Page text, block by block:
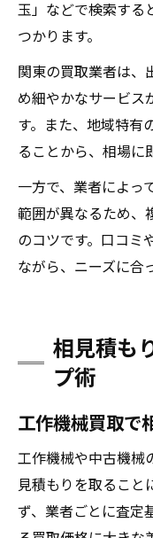
玉」などで検索する
つかります。
関東の買取業者は、
め細やかなサービス
す。また、地域特有
ることから、相場に
一方で、業者によっ
範囲が異なるため、
のコツです。口コミ
ながら、ニーズに合
相見積も
プ術
工作機械買取で
工作機械や中古機械
見積もりを取ること
ず、業者ごとに査定